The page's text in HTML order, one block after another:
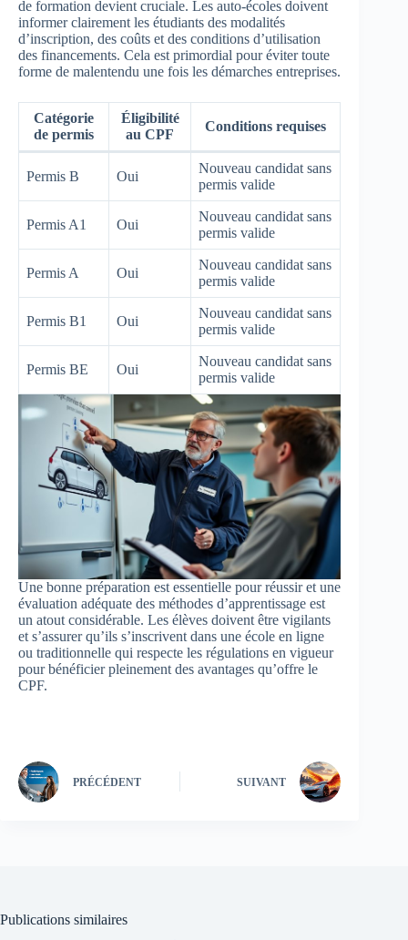
de formation devient cruciale. Les auto-écoles doivent
informer clairement les étudiants des modalités
d’inscription, des coûts et des conditions d’utilisation
des financements. Cela est primordial pour éviter toute
forme de malentendu une fois les démarches entreprises.
Catégorie
de permis
Éligibilité
au CPF
Conditions requises
Permis B Oui
Nouveau candidat sans
permis valide
Permis A1 Oui
Nouveau candidat sans
permis valide
Permis A Oui
Nouveau candidat sans
permis valide
Permis B1 Oui
Nouveau candidat sans
permis valide
Permis BE Oui
Nouveau candidat sans
permis valide
Une bonne préparation est essentielle pour réussir et une
évaluation adéquate des méthodes d’apprentissage est
un atout considérable. Les élèves doivent être vigilants
et s’assurer qu’ils s’inscrivent dans une école en ligne
ou traditionnelle qui respecte les régulations en vigueur
pour bénéficier pleinement des avantages qu’offre le
CPF.
PRÉCÉDENT SUIVANT
Publications similaires